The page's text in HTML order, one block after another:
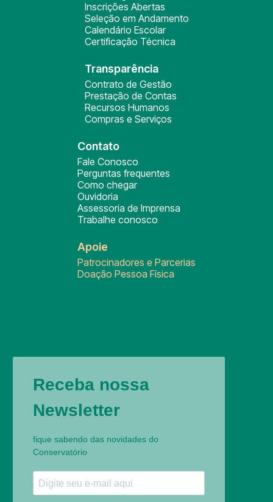
Inscrições Abertas
Seleção em Andamento
Calendário Escolar
Certificação Técnica
Transparência
Contrato de Gestão
Prestação de Contas
Recursos Humanos
Compras e Serviços
Contato
Fale Conosco
Perguntas frequentes
Como chegar
Ouvidoria
Assessoria de Imprensa
Trabalhe conosco
Apoie
Patrocinadores e Parcerias
Doação Pessoa Física